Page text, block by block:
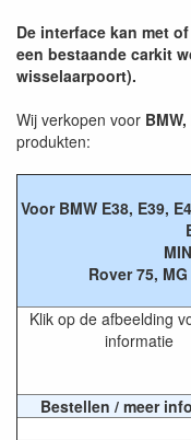
De interface kan met
een bestaande carkit
wisselaarpoort).
Wij verkopen voor
produkten:
Voor BMW E38, E39,
Rover 75,
Klik op de afbeelding
informatie
Bestellen / meer